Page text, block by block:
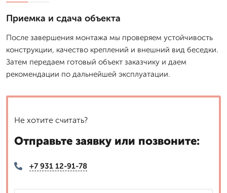
Приемка и сдача объекта
После завершения монтажа мы проверяем устойчивость
конструкции, качество креплений и внешний вид беседки.
Затем передаем готовый объект заказчику и даем
рекомендации по дальнейшей эксплуатации.
Не хотите считать?
Отправьте заявку или позвоните:
+7 931 12-91-78